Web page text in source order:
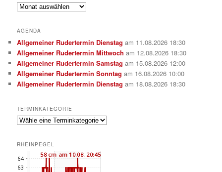
Archiv
AGENDA
Allgemeiner Rudertermin Dienstag am 11.08.2026 18:30
Allgemeiner Rudertermin Mittwoch am 12.08.2026 18:30
Allgemeiner Rudertermin Samstag am 15.08.2026 12:00
Allgemeiner Rudertermin Sonntag am 16.08.2026 10:00
Allgemeiner Rudertermin Dienstag am 18.08.2026 18:30
TERMINKATEGORIE
RHEINPEGEL